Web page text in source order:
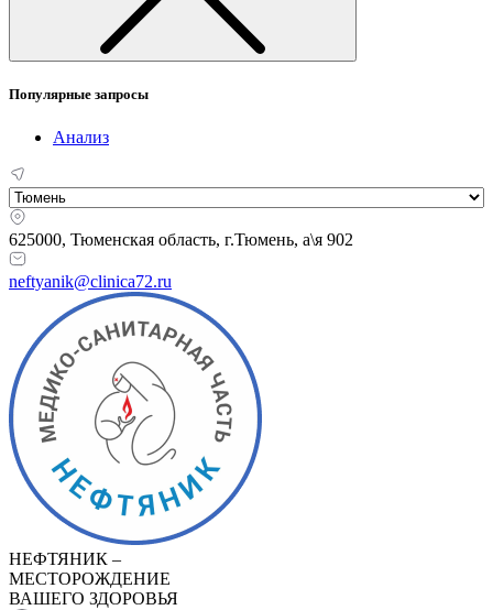
Популярные запросы
Анализ
625000, Тюменская область, г.Тюмень, а\я 902
neftyanik@clinica72.ru
НЕФТЯНИК –
МЕСТОРОЖДЕНИЕ
ВАШЕГО ЗДОРОВЬЯ